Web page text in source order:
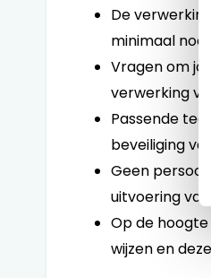
De
minimaal
Vragen om
verwerking
Passende
beveiliging
Geen
uitvoering
Op de
wijzen en